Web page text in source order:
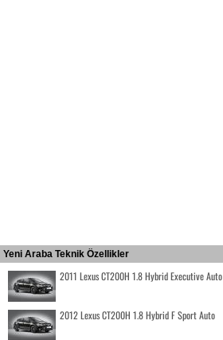
Yeni Araba Teknik Özellikler
2011 Lexus CT200H 1.8 Hybrid Executive Auto
2012 Lexus CT200H 1.8 Hybrid F Sport Auto